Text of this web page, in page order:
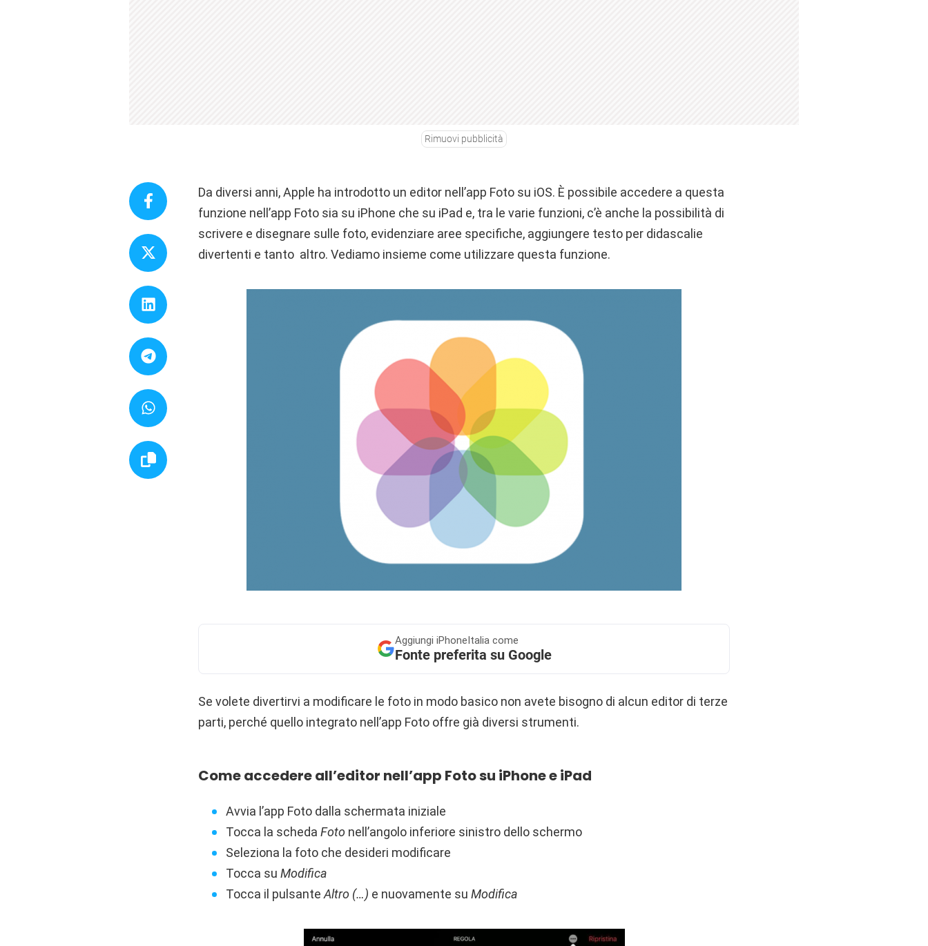
Rimuovi pubblicità
Da diversi anni, Apple ha introdotto un editor nell’app Foto su iOS. È possibile accedere a questa
funzione nell’app Foto sia su iPhone che su iPad e, tra le varie funzioni, c’è anche la possibilità di
scrivere e disegnare sulle foto, evidenziare aree specifiche, aggiungere testo per didascalie
divertenti e tanto altro. Vediamo insieme come utilizzare questa funzione.
Aggiungi iPhoneItalia come
Fonte preferita su Google
Se volete divertirvi a modificare le foto in modo basico non avete bisogno di alcun editor di terze
parti, perché quello integrato nell’app Foto offre già diversi strumenti.
Come accedere all’editor nell’app Foto su iPhone e iPad
Avvia l’app Foto dalla schermata iniziale
Tocca la scheda Foto nell’angolo inferiore sinistro dello schermo
Seleziona la foto che desideri modificare
Tocca su Modifica
Tocca il pulsante Altro (…) e nuovamente su Modifica